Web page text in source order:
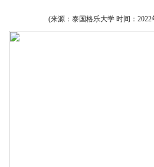
(来源：泰国格乐大学 时间： 2022